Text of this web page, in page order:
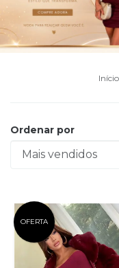
Início
Ordenar por
OFERTA